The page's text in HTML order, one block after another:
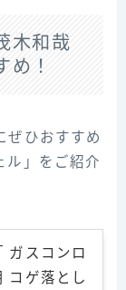
木和哉
め！
ぜひおすすめ
ル」をご紹介
ガスコンロ
コゲ落とし